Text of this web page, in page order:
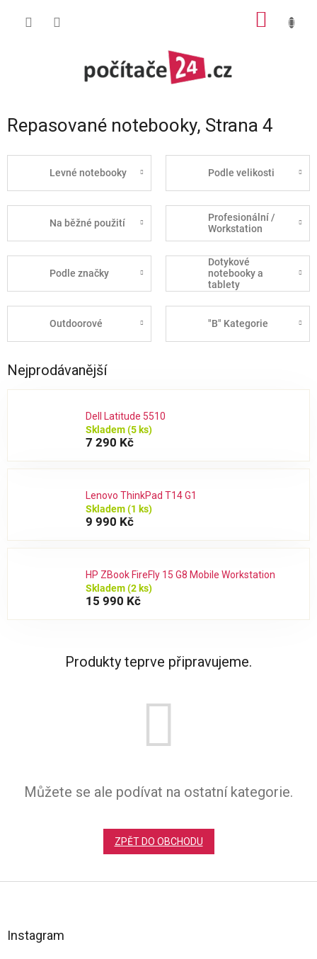
Repasované notebooky, Strana 4
Levné notebooky Podle velikosti
Na běžné použití
Profesionální /
Workstation
Podle značky
Dotykové
notebooky a
tablety
Outdoorové "B" Kategorie
Nejprodávanější
Dell Latitude 5510
Skladem(5 ks)
7 290 Kč
Lenovo ThinkPad T14 G1
Skladem(1 ks)
9 990 Kč
HP ZBook FireFly 15 G8 Mobile Workstation
Skladem(2 ks)
15 990 Kč
Produkty teprve připravujeme.
Můžete se ale podívat na ostatní kategorie.
ZPĚT DO OBCHODU
Instagram